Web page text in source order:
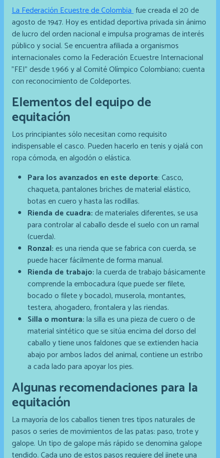
La Federación Ecuestre de Colombiafue creada el 20 de
agosto de 1947. Hoy es entidad deportiva privada sin ánimo
de lucro del orden nacional e impulsa programas de interés
público y social. Se encuentra afiliada a organismos
internacionales como la Federación Ecuestre Internacional
"FEI" desde 1.966 y al Comité Olímpico Colombiano; cuenta
con reconocimiento de Coldeportes.
Elementos del equipo de
equitación
Los principiantes sólo necesitan como requisito
indispensable el casco. Pueden hacerlo en tenis y ojalá con
ropa cómoda, en algodón o elástica.
Para los avanzados en este deporte: Casco,
chaqueta, pantalones briches de material elástico,
botas en cuero y hasta las rodillas.
Rienda de cuadra:de materiales diferentes, se usa
para controlar al caballo desde el suelo con un ramal
(cuerda).
Ronzal:es una rienda que se fabrica con cuerda, se
puede hacer fácilmente de forma manual.
Rienda de trabajo:la cuerda de trabajo básicamente
comprende la embocadura (que puede ser filete,
bocado o filete y bocado), muserola, montantes,
testera, ahogadero, frontalera y las riendas.
Silla o montura:la silla es una pieza de cuero o de
material sintético que se sitúa encima del dorso del
caballo y tiene unos faldones que se extienden hacia
abajo por ambos lados del animal, contiene un estribo
a cada lado para apoyar los pies.
Algunas recomendaciones para la
equitación
La mayoría de los caballos tienen tres tipos naturales de
pasos o series de movimientos de las patas: paso, trote y
galope. Un tipo de galope más rápido se denomina galope